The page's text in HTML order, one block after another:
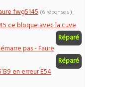
fwg5145 (6 réponses )
ce bloque avec la cuve
Réparé
pas - Faure
Réparé
en erreur E54